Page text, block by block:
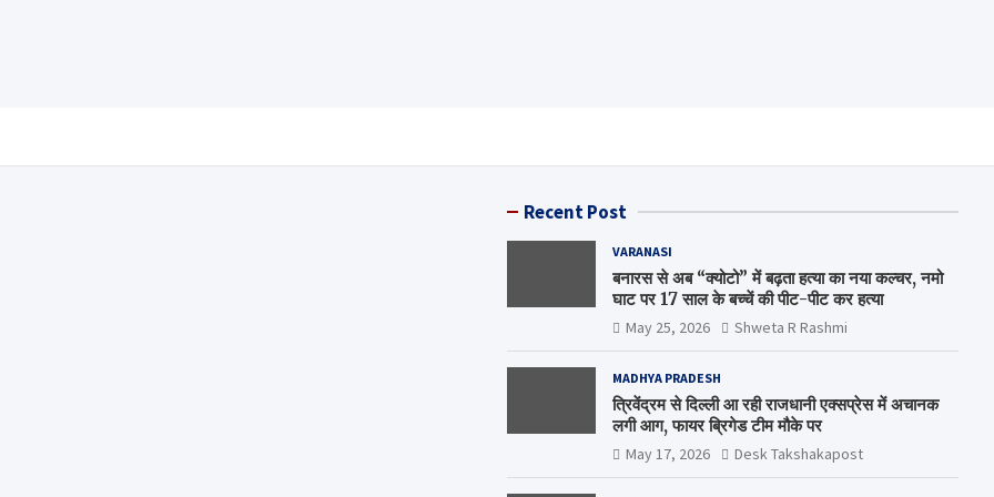
Recent Post
VARANASI
बनारस से अब “क्योटो” में बढ़ता हत्या का नया कल्चर, नमो
घाट पर 17 साल के बच्चें की पीट-पीट कर हत्या
May 25, 2026 Shweta R Rashmi
MADHYA PRADESH
त्रिवेंद्रम से दिल्ली आ रही राजधानी एक्सप्रेस में अचानक
लगी आग, फायर ब्रिगेड टीम मौके पर
May 17, 2026 Desk Takshakapost